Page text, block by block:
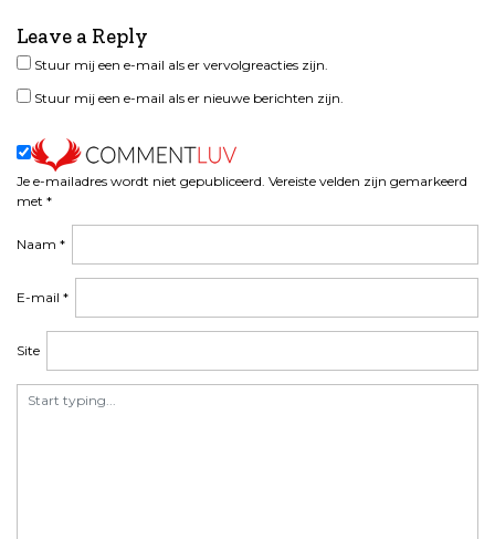
c
h
t
n
v
g
t
e
Leave a Reply
Je e-mailadres wordt niet gepubliceerd. Vereiste velden zijn gemarkeerd
met *
Naam *
E-mail *
Site
Stuur mij een e-mail als er vervolgreacties zijn.
Stuur mij een e-mail als er nieuwe berichten zijn.